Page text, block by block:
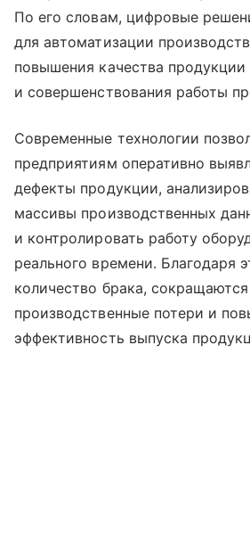
По его словам, цифровые
для автоматизации
повышения качества продукции
и совершенствования работы
Современные технологии
предприятиям оперативно
дефекты продукции,
массивы производственных
и контролировать работу
реального времени. Благодаря
количество брака, сокращаются
производственные потери и
эффективность выпуска